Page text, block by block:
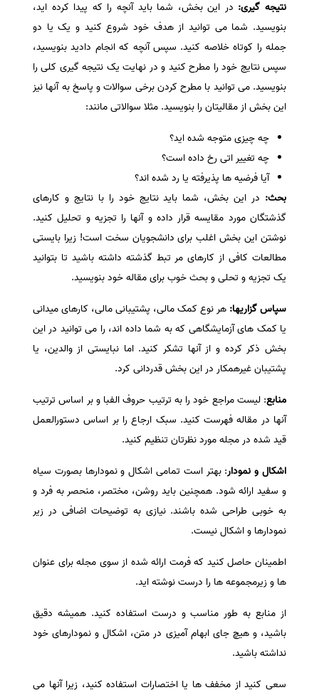
نتیجه گیری: در این بخش، شما باید آنچه را که پیدا کرده اید،
بنویسید. شما می توانید از هدف خود شروع کنید و یک یا دو
جمله را کوتاه خلاصه کنید. سپس آنچه که انجام دادید بنویسید،
سپس نتایج خود را مطرح کنید و در نهایت یک نتیجه گیری کلی را
بنویسید. می توانید با مطرح کردن برخی سوالات و پاسخ به آنها نیز
این بخش از مقالیتان را بنویسید. مثلا سوالاتی مانند:
چه چیزی متوجه شده اید؟
چه تغییر اتی رخ داده است؟
آیا فرضیه ها پذیرفته یا رد شده اند؟
بحث: در این بخش، شما باید نتایج خود را با نتایج و کارهای
گذشتگان مورد مقایسه قرار داده و آنها را تجزیه و تحلیل کنید.
نوشتن این بخش اغلب برای دانشجویان سخت است! زیرا بایستی
مطالعات کافی از کارهای مر تبط گذشته داشته باشید تا بتوانید
یک تجزیه و تحلی و بحث خوب برای مقاله خود بنویسید.
سپاس گزاریها: هر نوع کمک مالی، پشتیبانی مالی، کارهای میدانی
یا کمک های آزمایشگاهی که به شما داده اند، را می توانید در این
بخش ذکر کرده و از آنها تشکر کنید. اما نبایستی از والدین، یا
پشتیبان غیرهمکار در این بخش قدردانی کرد.
منابع: لیست مراجع خود را به ترتیب حروف الفبا و بر اساس ترتیب
آنها در مقاله فهرست کنید. سبک ارجاع را بر اساس دستورالعمل
قید شده در مجله مورد نظرتان تنظیم کنید.
اشکال و نمودار: بهتر است تمامی اشکال و نمودارها بصورت سیاه
و سفید ارائه شود. همچنین باید روشن، مختصر، منحصر به فرد و
به خوبی طراحی شده باشند. نیازی به توضیحات اضافی در زیر
نمودارها و اشکال نیست.
اطمینان حاصل کنید که فرمت ارائه شده از سوی مجله برای عنوان
ها و زیرمجموعه ها را درست نوشته اید.
از منابع به طور مناسب و درست استفاده کنید. همیشه دقیق
باشید، و هیچ جای ابهام آمیزی در متن، اشکال و نمودارهای خود
نداشته باشید.
سعی کنید از مخفف ها یا اختصارات استفاده کنید، زیرا آنها می